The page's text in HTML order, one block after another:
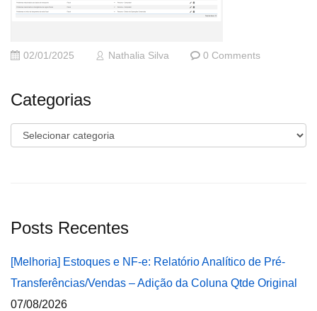
02/01/2025 Nathalia Silva 0 Comments
Categorias
Categorias
Posts Recentes
[Melhoria] Estoques e NF-e: Relatório Analítico de Pré-
Transferências/Vendas – Adição da Coluna Qtde Original
07/08/2026